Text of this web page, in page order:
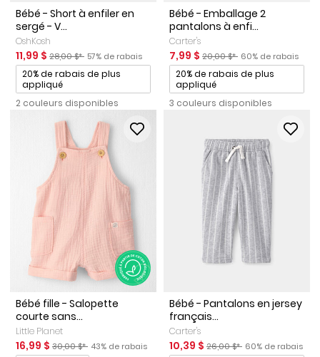
Bébé - Short à enfiler en
sergé - V...
OshKosh
Prix de solde
11,99 $ Prix ​​de détail suggéré par le fabricant
28,00 $* Pourcentage de rabais
57% de rabais
Promotions
20% de rabais de plus
appliqué
2 couleurs disponibles
Bébé - Emballage 2
pantalons à enfi...
Carter's
Prix de solde
7,99 $ Prix ​​de détail suggéré par le
20,00 $* Pourcentage de
60% de rabais
Promotions
20% de rabais de plus
appliqué
3 couleurs disponibles
Bébé fille - Salopette
courte sans...
Little Planet
Prix de solde
16,99 $ Prix ​​de détail suggéré par le fabricant
30,00 $* Pourcentage de rabais
43% de rabais
Bébé - Pantalons en jersey
français...
Carter's
Prix de solde
10,39 $ Prix ​​de détail suggéré par
26,00 $* Pourcentage de
60% de rabais